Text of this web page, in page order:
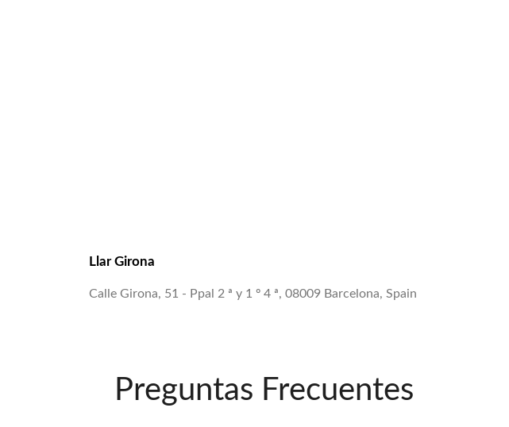
Llar Girona
Calle Girona, 51 - Ppal 2 ª y 1 º 4 ª, 08009 Barcelona, Spain
Preguntas Frecuentes